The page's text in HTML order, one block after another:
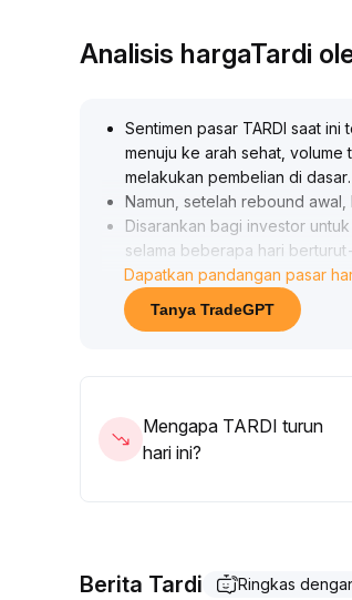
Analisis hargaTardi
Sentimen pasar TARDI saat
menuju ke arah sehat,
melakukan pembelian di dasar.
Namun, setelah rebound
Disarankan bagi investor
selama beberapa hari
Struktur leverage cukup
dan rasio long-short yang
memicu koreksi teknikal
mengendalikan risiko koreksi
Dapatkan pandangan pasar
Tanya TradeGPT
Mengapa TARDI turun
hari ini?
Berita Tardi Ringkas